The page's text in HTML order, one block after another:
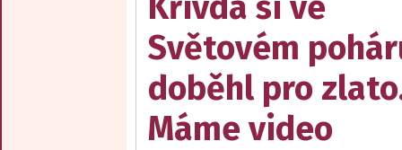
Světovém
doběhl pro
Máme video